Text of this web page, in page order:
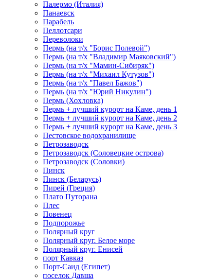
Палермо (Италия)
Панаевск
Парабель
Пеллотсари
Переволоки
Пермь (на т/х "Борис Полевой")
Пермь (на т/х "Владимир Маяковский")
Пермь (на т/х "Мамин-Сибиряк")
Пермь (на т/х "Михаил Кутузов")
Пермь (на т/х "Павел Бажов")
Пермь (на т/х "Юрий Никулин")
Пермь (Хохловка)
Пермь + лучший курорт на Каме, день 1
Пермь + лучший курорт на Каме, день 2
Пермь + лучший курорт на Каме, день 3
Пестовское водохранилище
Петрозаводск
Петрозаводск (Соловецкие острова)
Петрозаводск (Соловки)
Пинск
Пинск (Беларусь)
Пирей (Греция)
Плато Путорана
Плес
Повенец
Подпорожье
Полярный круг
Полярный круг. Белое море
Полярный круг. Енисей
порт Кавказ
Порт-Саид (Египет)
поселок Давша